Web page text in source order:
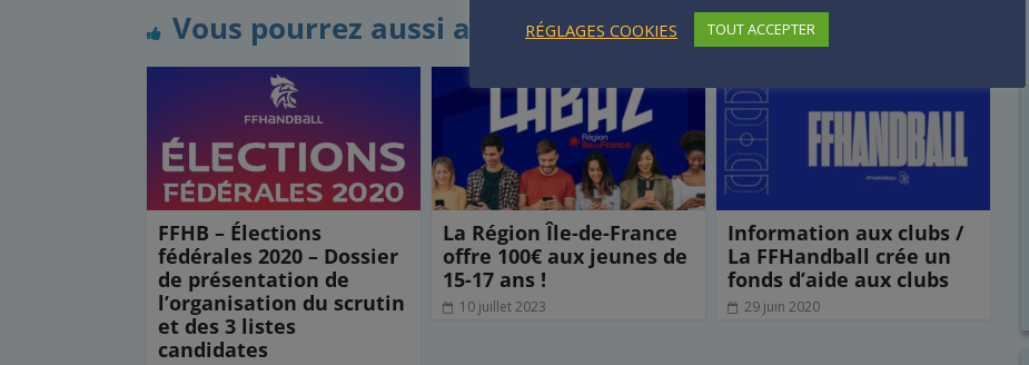
o
k
e
d
I
n
g
r
Vous pourrez aussi aimer
FFHB – Élections
fédérales 2020 – Dossier
de présentation de
l’organisation du scrutin
et des 3 listes
candidates
La Région Île-de-France
offre 100€ aux jeunes de
15-17 ans !
10 juillet 2023
Information aux clubs /
La FFHandball crée un
fonds d’aide aux clubs
29 juin 2020
RÉGLAGES COOKIES
TOUT ACCEPTER